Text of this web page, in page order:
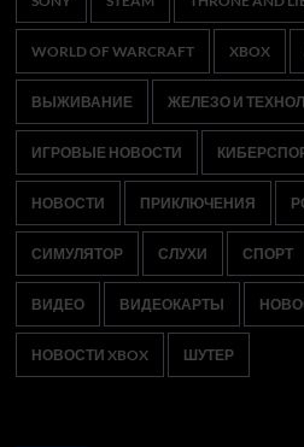
WORLD OF WARCRAFT XBOX
ВЫЖИВАНИЕ ЖЕЛЕЗО И
ИГРОВЫЕ НОВОСТИ
НОВОСТИ ПРИКЛЮЧЕНИЯ
СИМУЛЯТОР СЛУХИ СПОРТ
ВИДЕО ВИДЕОКАРТЫ
НОВОСТИ XBOX ШУТЕР